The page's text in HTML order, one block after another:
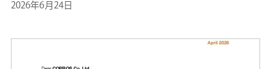
2026年6月24日